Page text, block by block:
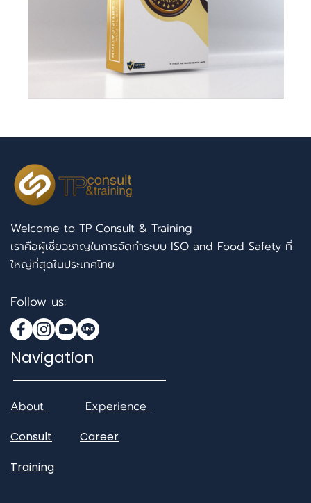
Welcome to TP Consult & Training
เราคือผู้เชี่ยวชาญในการจัดทำระบบ ISO and Food Safety ที่
ใหญ่ที่สุดในประเทศไทย
Follow us:
Navigation
About Experience
Consult
Career
Training